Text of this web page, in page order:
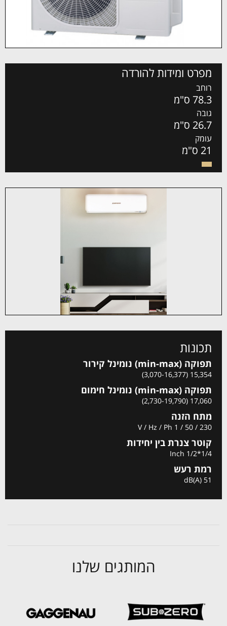
מפרט ומידות להורדה
רוחב
78.3 ס"מ
גובה
26.7 ס"מ
עומק
21 ס"מ
תכונות
תפוקה (min-max) נומינל קירור
15,354 (3,070-16,377)
תפוקה (min-max) נומינל חימום
17,060 (2,730-19,790)
מתח הזנה
V / Hz / Ph 1 / 50 / 230
קוטר צנרת בין יחידות
Inch 1/2*1/4
רמת רעש
dB(A) 51
המותגים שלנו